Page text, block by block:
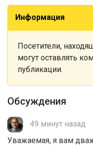
Информация
Посетители,
могут оставлять
публикации.
Обсуждения
49 минут назад
Уважаемая, я вам